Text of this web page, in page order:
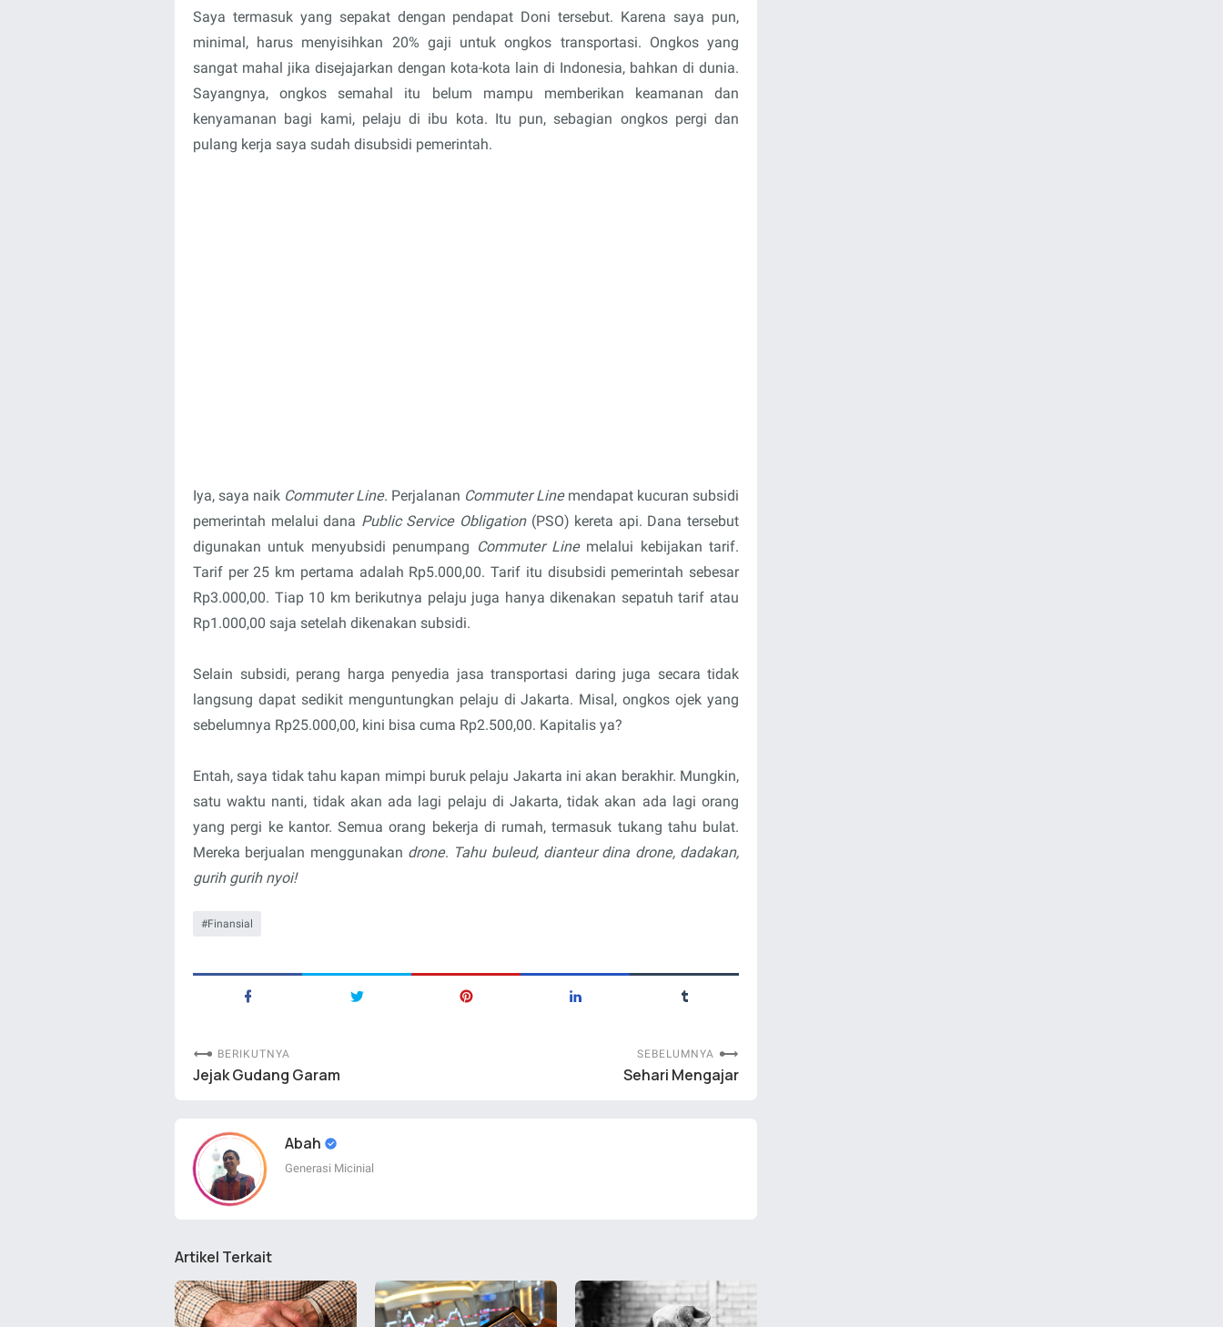
Saya termasuk yang sepakat dengan pendapat Doni tersebut. Karena saya pun,
minimal, harus menyisihkan 20% gaji untuk ongkos transportasi. Ongkos yang
sangat mahal jika disejajarkan dengan kota-kota lain di Indonesia, bahkan di dunia.
Sayangnya, ongkos semahal itu belum mampu memberikan keamanan dan
kenyamanan bagi kami, pelaju di ibu kota. Itu pun, sebagian ongkos pergi dan
pulang kerja saya sudah disubsidi pemerintah.
Iya, saya naik Commuter Line. Perjalanan Commuter Linemendapat kucuran subsidi
pemerintah melalui dana Public Service Obligation(PSO) kereta api. Dana tersebut
digunakan untuk menyubsidi penumpang Commuter Linemelalui kebijakan tarif.
Tarif per 25 km pertama adalah Rp5.000,00. Tarif itu disubsidi pemerintah sebesar
Rp3.000,00. Tiap 10 km berikutnya pelaju juga hanya dikenakan sepatuh tarif atau
Rp1.000,00 saja setelah dikenakan subsidi.
Selain subsidi, perang harga penyedia jasa transportasi daring juga secara tidak
langsung dapat sedikit menguntungkan pelaju di Jakarta. Misal, ongkos ojek yang
sebelumnya Rp25.000,00, kini bisa cuma Rp2.500,00. Kapitalis ya?
Entah, saya tidak tahu kapan mimpi buruk pelaju Jakarta ini akan berakhir. Mungkin,
satu waktu nanti, tidak akan ada lagi pelaju di Jakarta, tidak akan ada lagi orang
yang pergi ke kantor. Semua orang bekerja di rumah, termasuk tukang tahu bulat.
Mereka berjualan menggunakan drone. Tahu buleud, dianteur dina drone, dadakan,
gurih gurih nyoi!
Finansial
BERIKUTNYA
Jejak Gudang Garam
SEBELUMNYA
Sehari Mengajar
Abah
Generasi Micinial
Artikel Terkait